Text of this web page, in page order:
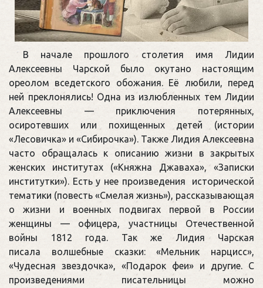
В начале прошлого столетия имя Лидии
Алексеевны Чарской было окутано настоящим
ореолом вседетского обожания. Её любили, перед
ней преклонялись! Одна из излюбленных тем Лидии
Алексеевны — приключения потерянных,
осиротевших или похищенных детей (истории
«Лесовичка» и «Сибирочка»). Также Лидия Алексеевна
часто обращалась к описанию жизни в закрытых
женских институтах («Княжна Джаваха», «Записки
институтки»). Есть у нее произведения исторической
тематики (повесть «Смелая жизнь»), рассказывающая
о жизни и военных подвигах первой в России
женщины — офицера, участницы Отечественной
войны 1812 года. Так же Лидия Чарская
писала волшебные сказки: «Мельник нарцисс»,
«Чудесная звездочка», «Подарок феи» и другие. С
произведениями писательницы можно